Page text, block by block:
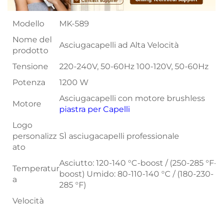
Modello
MK-589
Nome del
prodotto
Asciugacapelli ad Alta Velocità
Tensione
220-240V, 50-60Hz 100-120V, 50-60Hz
Potenza
1200 W
Motore
Asciugacapelli con motore brushless
piastra per Capelli
Logo
personalizz
ato
SÌ asciugacapelli professionale
Temperatur
a
Asciutto: 120-140 °C-boost / (250-285 °F-
boost) Umido: 80-110-140 °C / (180-230-
285 °F)
Velocità